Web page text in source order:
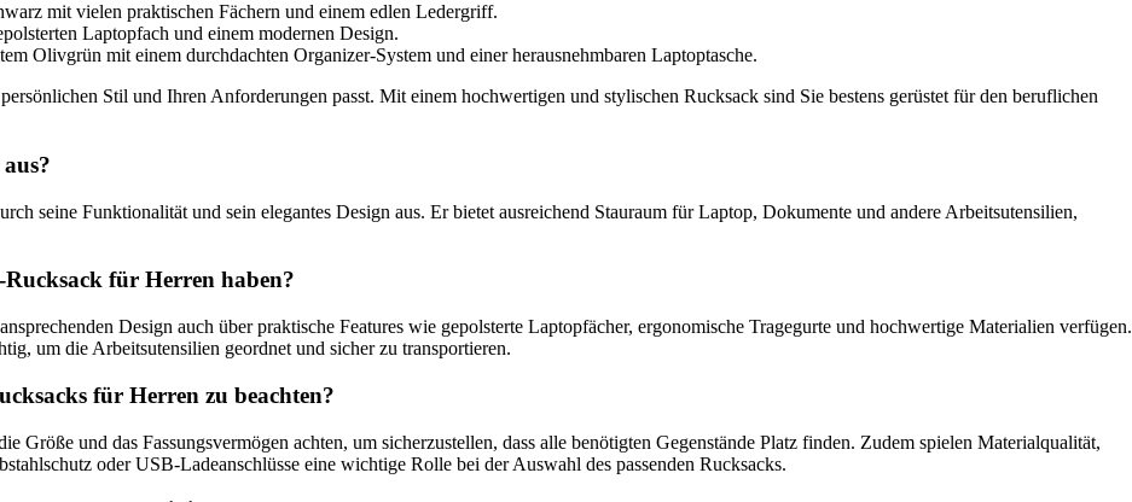
mit vielen praktischen Fächern und einem edlen Ledergriff.
Laptopfach und einem modernen Design.
Olivgrün mit einem durchdachten Organizer-System und einer herausnehmbaren Laptoptasche.
Stil und Ihren Anforderungen passt. Mit einem hochwertigen und stylischen Rucksack sind Sie bestens gerüstet für den beruflichen
seine Funktionalität und sein elegantes Design aus. Er bietet ausreichend Stauraum für Laptop, Dokumente und andere Arbeitsutensilien,
Rucksack für Herren haben?
Design auch über praktische Features wie gepolsterte Laptopfächer, ergonomische Tragegurte und hochwertige Materialien verfügen.
um die Arbeitsutensilien geordnet und sicher zu transportieren.
für Herren zu beachten?
Größe und das Fassungsvermögen achten, um sicherzustellen, dass alle benötigten Gegenstände Platz finden. Zudem spielen Materialqualität,
oder USB-Ladeanschlüsse eine wichtige Rolle bei der Auswahl des passenden Rucksacks.